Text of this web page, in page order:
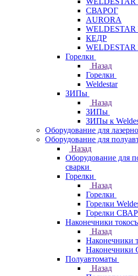
СВАРОГ
AURORA
КЕДР
Горелки
Назад
Горелки
Weldestar
ЗИПы
Назад
ЗИПы
ЗИПы к
Оборудование для
Оборудование для
Назад
Оборудование для
сварки
Горелки
Назад
Горелки
Горелки
Горелки
Наконечники
Назад
Наконечники
Полуавтоматы
Назад